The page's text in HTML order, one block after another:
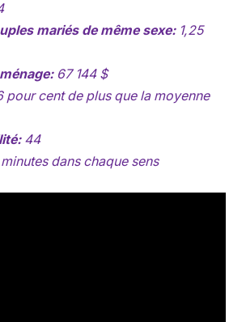
mariés de même sexe:1,25
67 144 $
cent de plus que la moyenne
44
dans chaque sens